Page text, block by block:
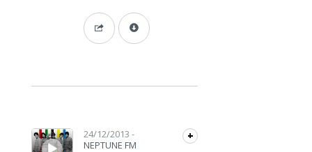
Lecteur audio 24/12/2013 -
NEPTUNE FM
+